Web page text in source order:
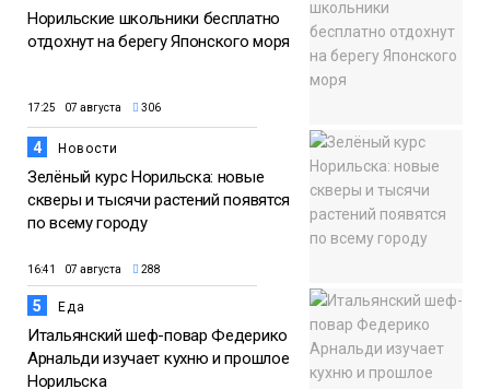
Норильские школьники бесплатно
отдохнут на берегу Японского моря
17:25 07 августа 306
4 Новости
Зелёный курс Норильска: новые
скверы и тысячи растений появятся
по всему городу
16:41 07 августа 288
5 Еда
Итальянский шеф-повар Федерико
Арнальди изучает кухню и прошлое
Норильска